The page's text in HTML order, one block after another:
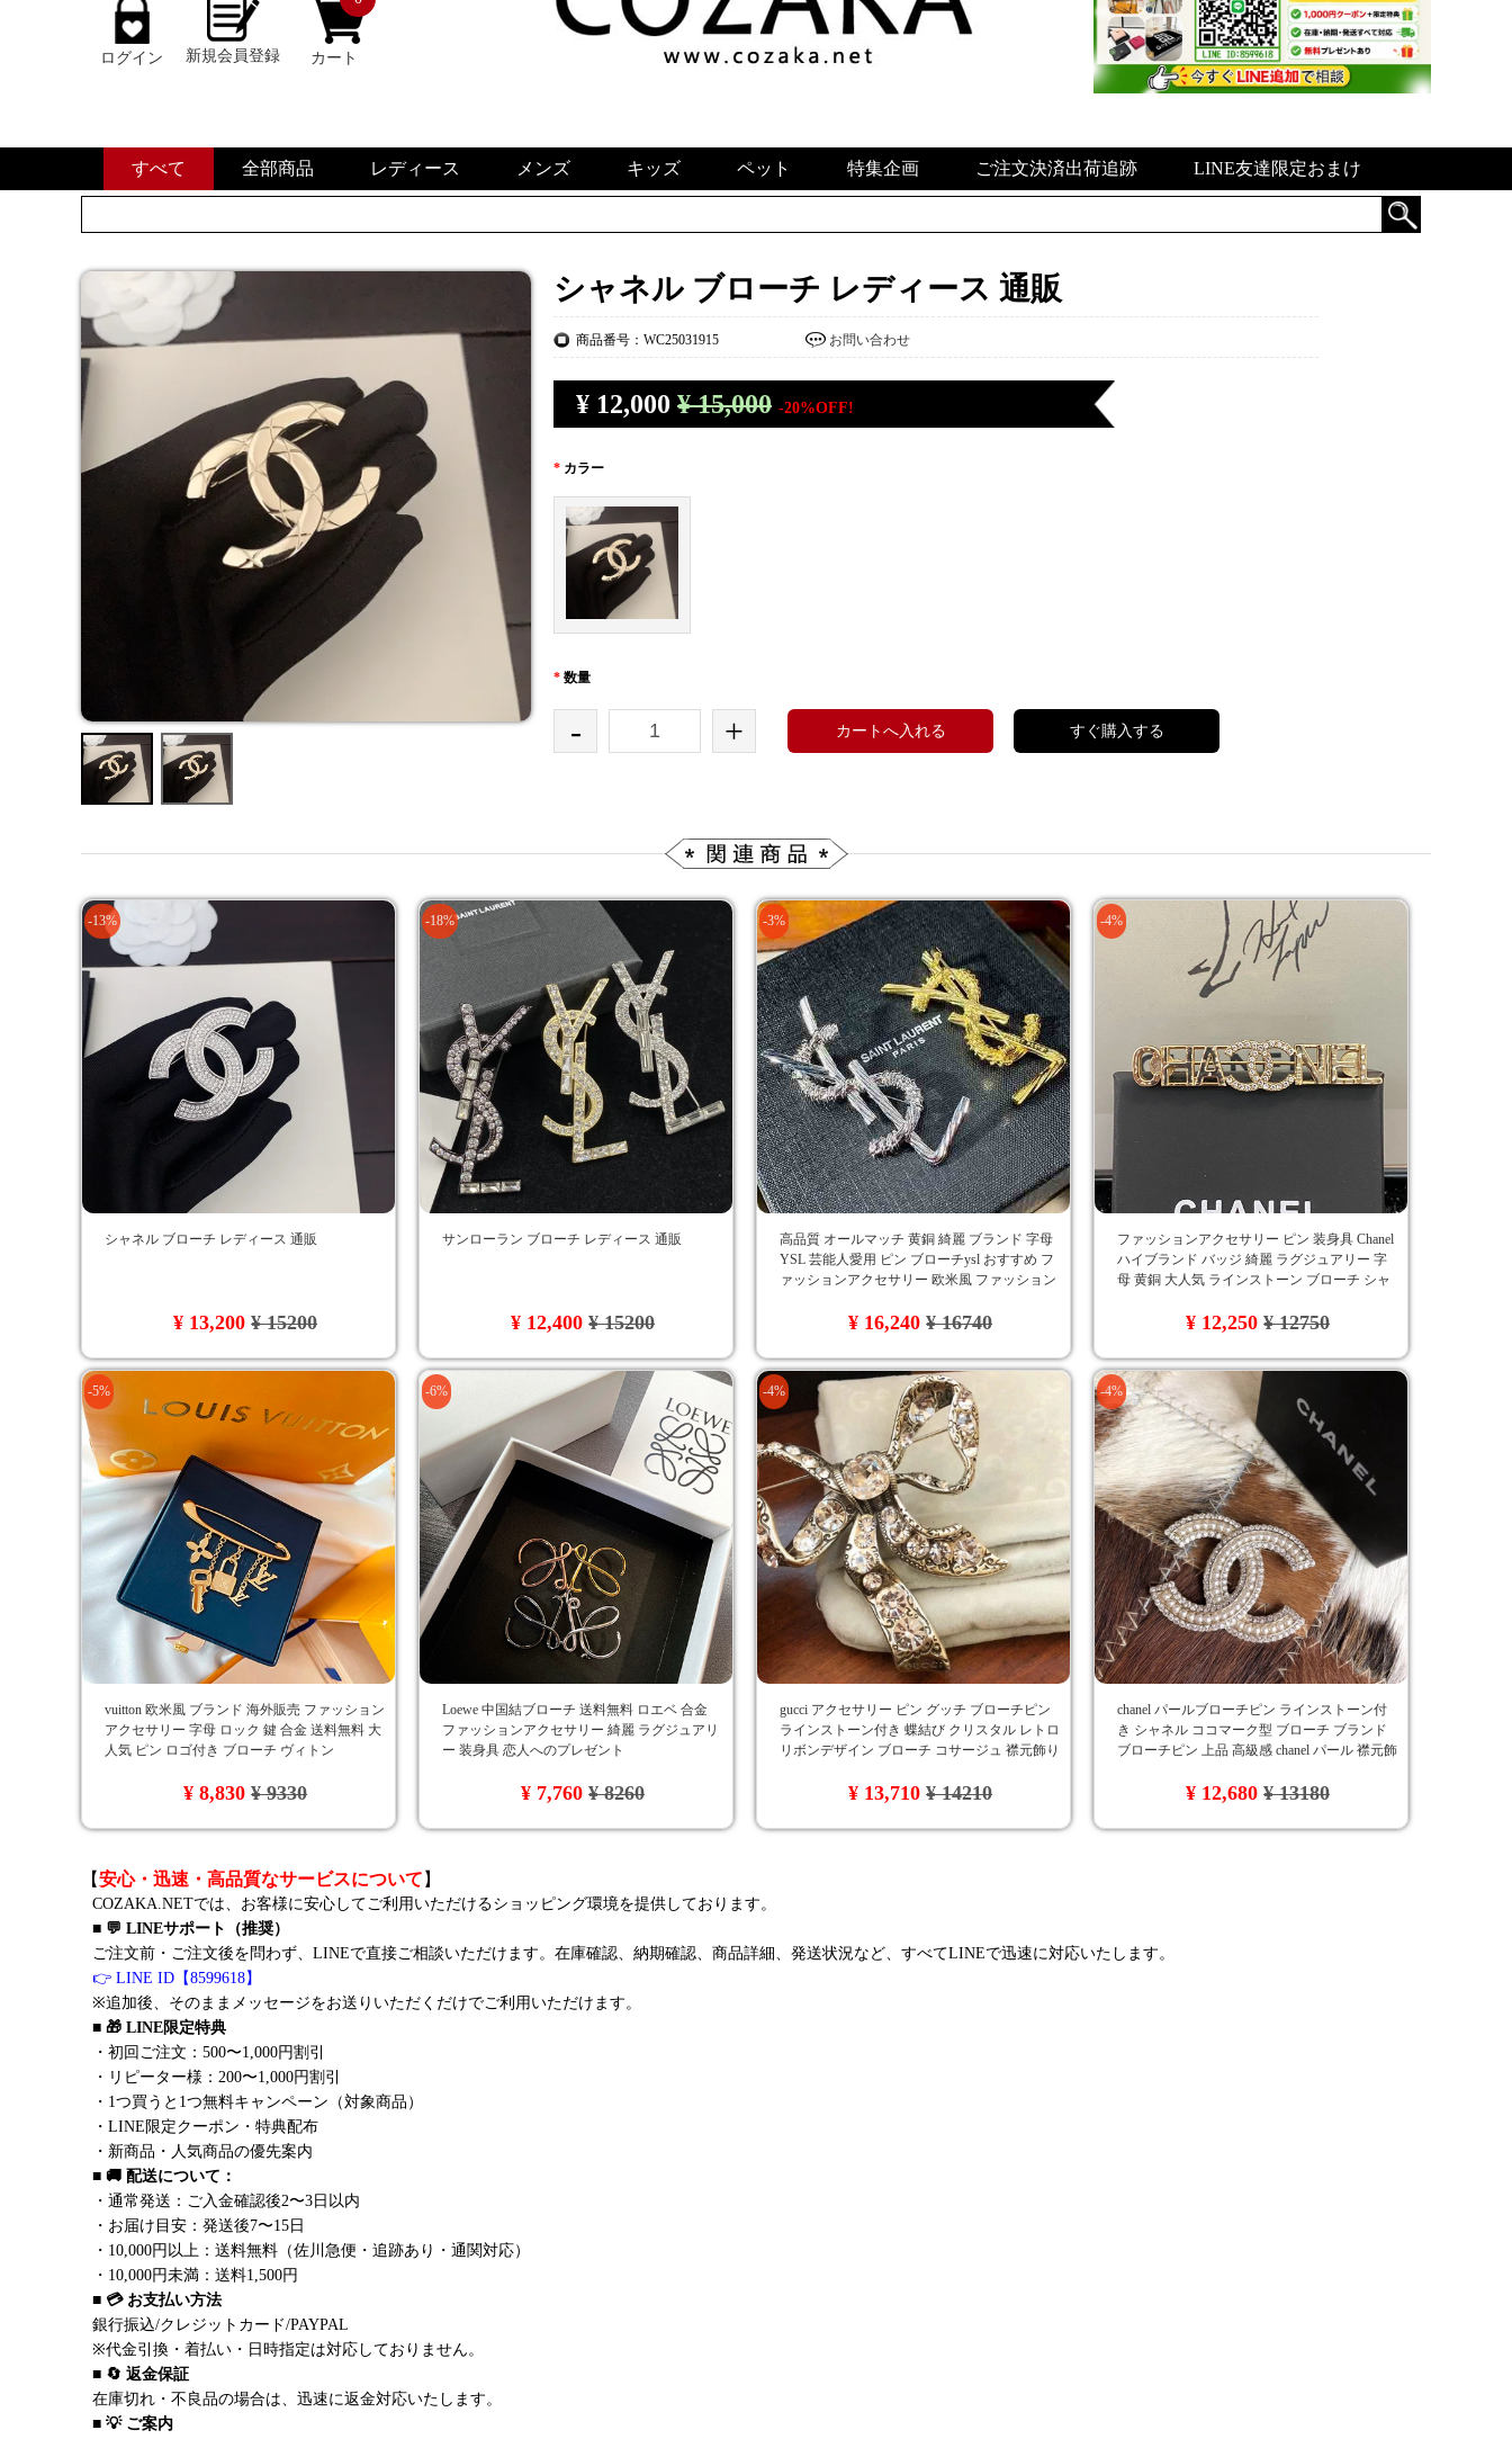
ログイン 新規会員登録 カート
すべて 全部商品 レディース メンズ キッズ ペット 特集企画 ご注文決済出荷追跡 LINE友達限定おまけ
シャネル ブローチ レディース 通販
商品番号：WC25031915 お問い合わせ
¥ 12,000 ¥ 15,000 -20%OFF!
* カラー
* 数量
- + カートへ入れる すぐ購入する
-13%
シャネル ブローチ レディース 通販
¥ 13,200¥ 15200
-18%
サンローラン ブローチ レディース 通販
¥ 12,400¥ 15200
-3%
高品質 オールマッチ 黄銅 綺麗 ブランド 字母
YSL 芸能人愛用 ピン ブローチysl おすすめ フ
ァッションアクセサリー 欧米風 ファッション
¥ 16,240¥ 16740
-4%
ファッションアクセサリー ピン 装身具 Chanel
ハイブランド バッジ 綺麗 ラグジュアリー 字
母 黄銅 大人気 ラインストーン ブローチ シャ
¥ 12,250¥ 12750
-5%
vuitton 欧米風 ブランド 海外販売 ファッション
アクセサリー 字母 ロック 鍵 合金 送料無料 大
人気 ピン ロゴ付き ブローチ ヴィトン
¥ 8,830¥ 9330
-6%
Loewe 中国結ブローチ 送料無料 ロエベ 合金
ファッションアクセサリー 綺麗 ラグジュアリ
ー 装身具 恋人へのプレゼント
¥ 7,760¥ 8260
-4%
gucci アクセサリー ピン グッチ ブローチピン
ラインストーン付き 蝶結び クリスタル レトロ
リボンデザイン ブローチ コサージュ 襟元飾り
ッシュ レディースプレゼント
¥ 13,710¥ 14210
-4%
chanel パールブローチピン ラインストーン付
き シャネル ココマーク型 ブローチ ブランド
ブローチピン 上品 高級感 chanel パール 襟元飾
ccマーク アクセサリー 飾り
¥ 12,680¥ 13180
【安心・迅速・高品質なサービスについて 】
COZAKA.NETでは、お客様に安心してご利用いただけるショッピング環境を提供しております。
■ 💬 LINEサポート（推奨）
ご注文前・ご注文後を問わず、LINEで直接ご相談いただけます。在庫確認、納期確認、商品詳細、発送状況など、すべてLINEで迅速に対応いたします。
👉 LINE ID【8599618】
※追加後、そのままメッセージをお送りいただくだけでご利用いただけます。
■ 🎁 LINE限定特典
・初回ご注文：500〜1,000円割引
・リピーター様：200〜1,000円割引
・1つ買うと1つ無料キャンペーン（対象商品）
・LINE限定クーポン・特典配布
・新商品・人気商品の優先案内
■ 🚚 配送について：
・通常発送：ご入金確認後2〜3日以内
・お届け目安：発送後7〜15日
・10,000円以上：送料無料（佐川急便・追跡あり・通関対応）
・10,000円未満：送料1,500円
■ 💳 お支払い方法
銀行振込/クレジットカード/PAYPAL
※代金引換・着払い・日時指定は対応しておりません。
■ 🔄 返金保証
在庫切れ・不良品の場合は、迅速に返金対応いたします。
■ 💡 ご案内